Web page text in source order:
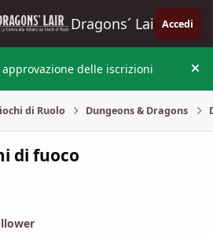
Dragons´ Lair Accedi
delle iscrizioni
di Ruolo Dungeons & Dragons
di fuoco